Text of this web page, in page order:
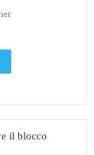
il blocco